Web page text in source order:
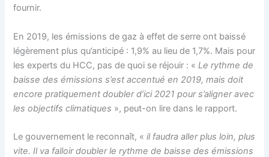
fournir.
En 2019, les émissions de gaz à effet de serre ont baissé
légèrement plus qu’anticipé : 1,9% au lieu de 1,7%. Mais pour
les experts du HCC, pas de quoi se réjouir : «Le rythme de
baisse des émissions s’est accentué en 2019, mais doit
encore pratiquement doubler d’ici 2021 pour s’aligner avec
les objectifs climatiques », peut-on lire dans le rapport.
Le gouvernement le reconnaît, «il faudra aller plus loin, plus
vite. Il va falloir doubler le rythme de baisse des émissions